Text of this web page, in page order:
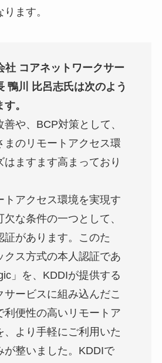
ます。
社 コアネットワークサー
鴨川 比呂志氏は次のよう
。
や、BCP対策として、
まのリモートアクセス環
はますます高まっており
トアクセス環境を実現す
欠な条件の一つとして、
証があります。このた
クス方式の本人認証であ
」を、KDDIが提供する
サービスに組み込んだこ
利便性の高いリモートア
、より手軽にご利用いた
が整いました。KDDIで